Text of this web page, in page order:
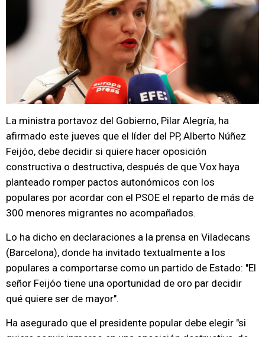
La ministra portavoz del Gobierno, Pilar Alegría, ha
afirmado este jueves que el líder del PP, Alberto Núñez
Feijóo, debe decidir si quiere hacer oposición
constructiva o destructiva, después de que Vox haya
planteado romper pactos autonómicos con los
populares por acordar con el PSOE el reparto de más de
300 menores migrantes no acompañados.
Lo ha dicho en declaraciones a la prensa en Viladecans
(Barcelona), donde ha invitado textualmente a los
populares a comportarse como un partido de Estado: "El
señor Feijóo tiene una oportunidad de oro par decidir
qué quiere ser de mayor".
Ha asegurado que el presidente popular debe elegir "si